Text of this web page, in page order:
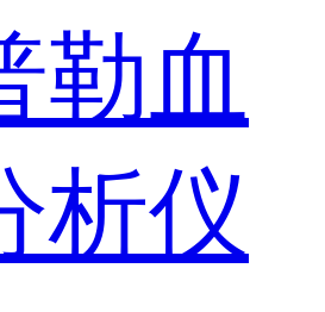
勒血
析仪